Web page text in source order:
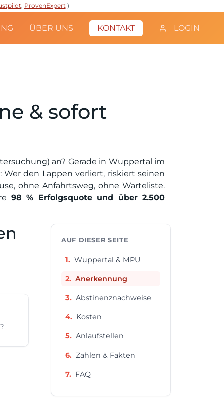
, ProvenExpert)
ÜBER UNS KONTAKT LOGIN
& sofort
an? Gerade in Wuppertal im
den Lappen verliert, riskiert seinen
ohne Anfahrtsweg, ohne Warteliste.
98 % Erfolgsquote und über 2.500
AUF DIESER SEITE
Wuppertal & MPU
Anerkennung
Abstinenznachweise
Kosten
Anlaufstellen
Zahlen & Fakten
FAQ